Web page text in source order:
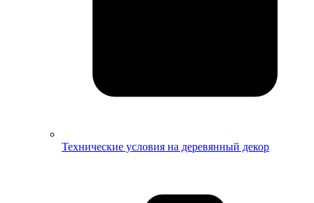
Технические условия на деревянный декор